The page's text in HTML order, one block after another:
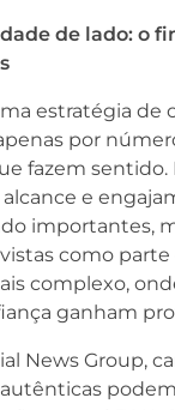
de lado: o
estratégia de
por
fazem sentido.
e
importantes,
vistas como
complexo,
ganham
News Group,